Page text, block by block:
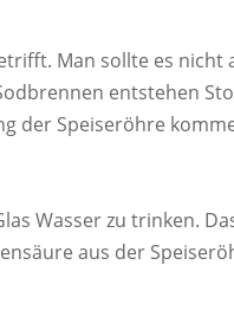
Man sollte es
entstehen
der Speiseröhre
Wasser zu trinken.
aus der